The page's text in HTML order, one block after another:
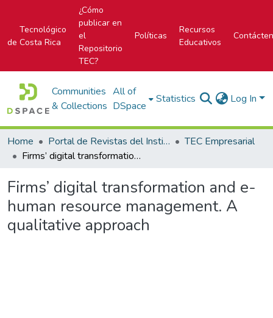
Tecnológico
de Costa Rica
¿Cómo
publicar en
el
Repositorio
TEC?
Políticas
Recursos
Educativos
Communities
& Collections
All of
DSpace
Statistics Log In
Home Portal de Revistas del Instituto Tecnológico de Costa Rica
TEC Empresarial
Firms’ digital transformation and e-human resource management. A qualitative approach
Firms’ digital transformation and e-
human resource management. A
qualitative approach